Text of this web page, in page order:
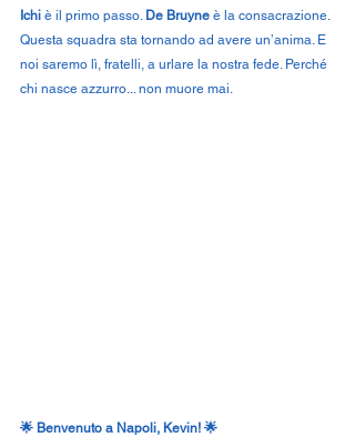
Ichi è il primo passo. De Bruyne è la consacrazione.
Questa squadra sta tornando ad avere un’anima. E
noi saremo lì, fratelli, a urlare la nostra fede. Perché
chi nasce azzurro... non muore mai.
🌟 Benvenuto a Napoli, Kevin! 🌟